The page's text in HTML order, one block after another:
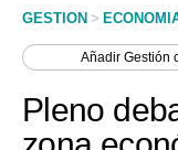
Economía
GESTION >
AñadirGestión
Pleno